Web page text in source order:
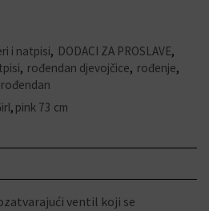
i natpisi, DODACI ZA PROSLAVE,
, rođendan djevojčice, rođenje,
, pink 73 cm
ventil koji se